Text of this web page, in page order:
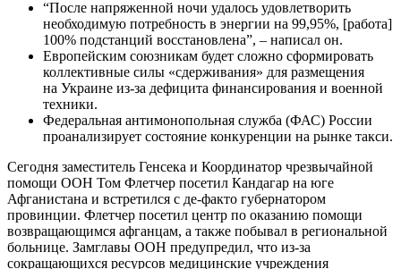
“После напряженной ночи удалось удовлетворить
необходимую потребность в энергии на 99,95%, [работа]
100% подстанций восстановлена”, – написал он.
Европейским союзникам будет сложно сформировать
коллективные силы «сдерживания» для размещения
на Украине из-за дефицита финансирования и военной
техники.
Федеральная антимонопольная служба (ФАС) России
проанализирует состояние конкуренции на рынке такси.
Сегодня заместитель Генсека и Координатор чрезвычайной
помощи ООН Том Флетчер посетил Кандагар на юге
Афганистана и встретился с де-факто губернатором
провинции. Флетчер посетил центр по оказанию помощи
возвращающимся афганцам, а также побывал в региональной
больнице. Замглавы ООН предупредил, что из-за
сокращающихся ресурсов медицинские учреждения